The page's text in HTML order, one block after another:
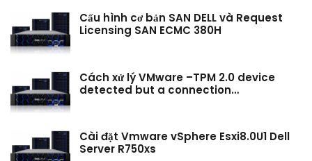
Cấu hình cơ bản SAN DELL và Request
Licensing SAN ECMC 380H
Cách xử lý VMware –TPM 2.0 device
detected but a connection…
Cài đặt Vmware vSphere Esxi8.0U1 Dell
Server R750xs